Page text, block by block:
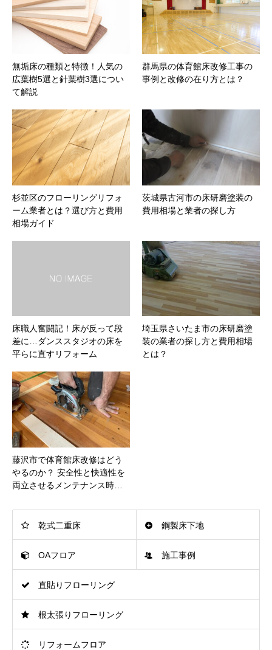
無垢床の種類と特徴！人気の
広葉樹5選と針葉樹3選につい
て解説
群馬県の体育館床改修工事の
事例と改修の在り方とは？
杉並区のフローリングリフォ
ーム業者とは？選び方と費用
相場ガイド
茨城県古河市の床研磨塗装の
費用相場と業者の探し方
床職人奮闘記！床が反って段
差に…ダンススタジオの床を
平らに直すリフォーム
埼玉県さいたま市の床研磨塗
装の業者の探し方と費用相場
とは？
藤沢市で体育館床改修はどう
やるのか？ 安全性と快適性を
両立させるメンテナンス時…
乾式二重床 鋼製床下地
OAフロア 施工事例
直貼りフローリング
根太張りフローリング
リフォームフロア